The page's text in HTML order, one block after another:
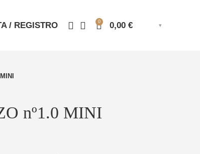
/ REGISTRO 0 0,00 €
nº1.0 MINI